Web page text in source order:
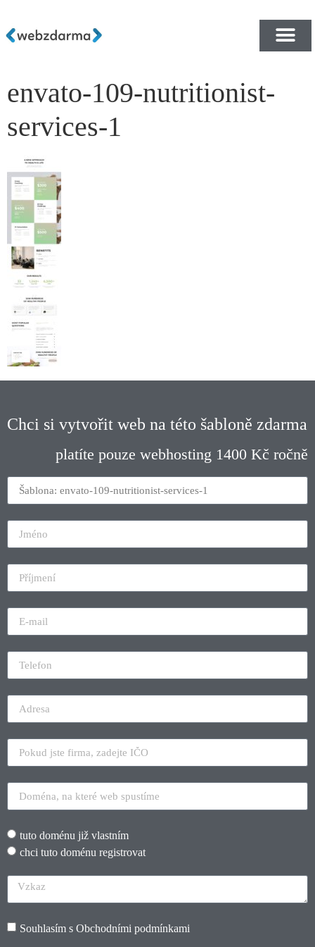
envato-109-nutritionist-
services-1
Chci si vytvořit web na této šabloně zdarma
platíte pouze webhosting 1400 Kč ročně
tuto doménu již vlastním
chci tuto doménu registrovat
Souhlasím s Obchodními podmínkami